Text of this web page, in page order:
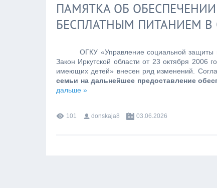
ПАМЯТКА ОБ
БЕСПЛАТНЫМ ПИТАНИЕМ
ОГКУ «Управление социальной защиты
Закон Иркутской области от 23 октября 2006
имеющих детей» внесен ряд изменений.
семьи на дальнейшее предоставление
дальше »
101 donskaja8 03.06.2026